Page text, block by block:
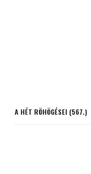
A HÉT RÖHÖGÉSEI (567.)